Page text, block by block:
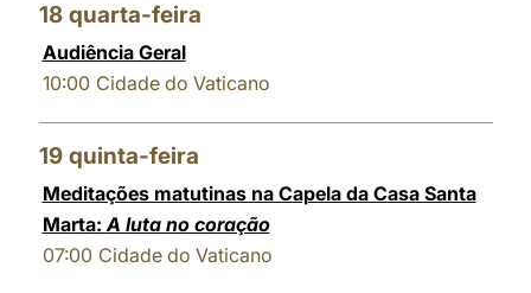
18 quarta-feira
Audiência Geral
10:00 Cidade do Vaticano
19 quinta-feira
Meditações matutinas na Capela da Casa Santa
Marta:A luta no coração
07:00 Cidade do Vaticano